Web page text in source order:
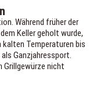
Während früher der
Keller geholt wurde,
Temperaturen bis
Ganzjahressport.
Grillgewürze nicht